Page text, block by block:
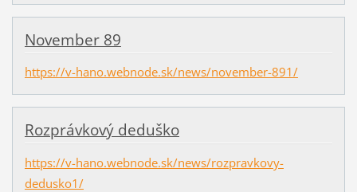
November 89
https://v-hano.webnode.sk/news/november-891/
Rozprávkový deduško
https://v-hano.webnode.sk/news/rozpravkovy-
dedusko1/